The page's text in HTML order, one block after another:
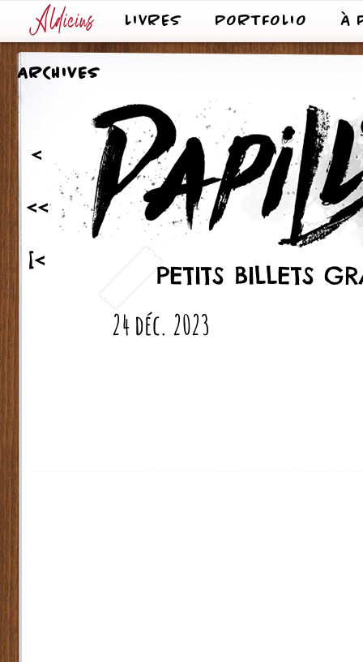
LIVRES PORTFOLIO À
<
[<
<<
ARCHIVES
PETITS BILLETS
24 déc. 2023